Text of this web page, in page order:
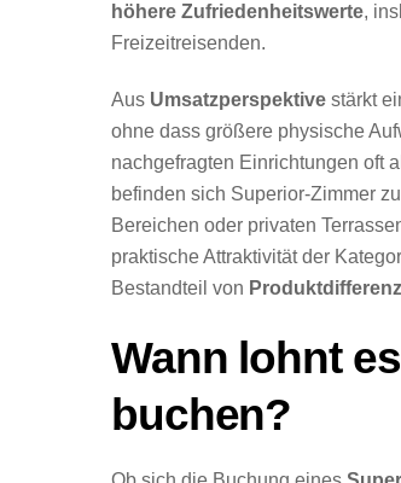
höhere Zufriedenheitswerte,
Freizeitreisenden.
Aus Umsatzperspektive stärkt
ohne dass größere physische
nachgefragten Einrichtungen oft
befinden sich Superior-Zimmer
Bereichen oder privaten
praktische Attraktivität der
Bestandteil von
Wann lohnt
buchen?